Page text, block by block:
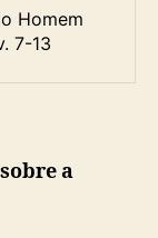
Homem
7-13
a